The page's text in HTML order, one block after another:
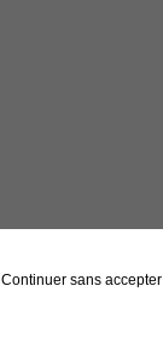
Continuer sans accepter